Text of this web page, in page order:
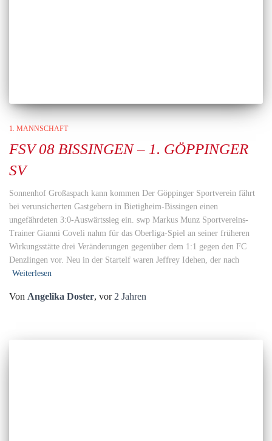
1. MANNSCHAFT
FSV 08 BISSINGEN – 1. GÖPPINGER
SV
Sonnenhof Großaspach kann kommen Der Göppinger Sportverein fährt
bei verunsicherten Gastgebern in Bietigheim-Bissingen einen
ungefährdeten 3:0-Auswärtssieg ein. swp Markus Munz Sportvereins-
Trainer Gianni Coveli nahm für das Oberliga-Spiel an seiner früheren
Wirkungsstätte drei Veränderungen gegenüber dem 1:1 gegen den FC
Denzlingen vor. Neu in der Startelf waren Jeffrey Idehen, der nach
Weiterlesen
Von Angelika Doster, vor 2 Jahren